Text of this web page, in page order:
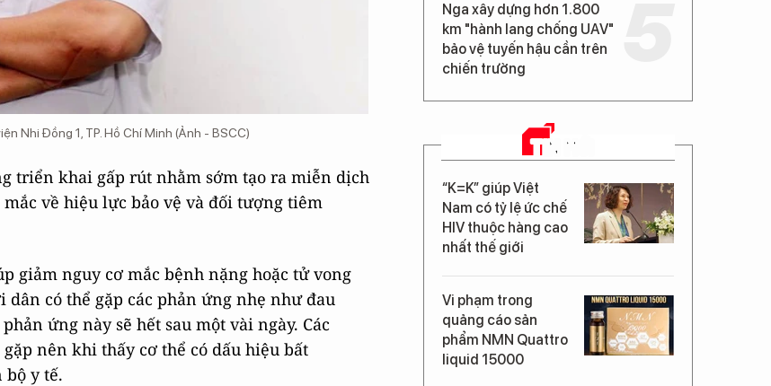
Nhi Đồng 1, TP. Hồ Chí Minh (Ảnh - BSCC)
triển khai gấp rút nhằm sớm tạo ra miễn dịch
về hiệu lực bảo vệ và đối tượng tiêm
giảm nguy cơ mắc bệnh nặng hoặc tử vong
có thể gặp các phản ứng nhẹ như đau
ứng này sẽ hết sau một vài ngày. Các
nên khi thấy cơ thể có dấu hiệu bất
y tế.
Nga xây dựng hơn 1.800
km "hành lang chống UAV"
bảo vệ tuyến hậu cần trên
chiến trường
TIN MỚI
“K=K” giúp Việt
Nam có tỷ lệ ức chế
HIV thuộc hàng cao
nhất thế giới
Vi phạm trong
quảng cáo sản
phẩm NMN Quattro
liquid 15000